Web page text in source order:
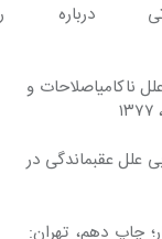
ناکامیاصلاحات و
علل عقبماندگی در
چاپ دهم، تهران: